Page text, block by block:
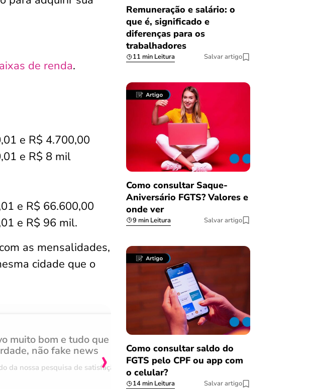
de renda.
e R$ 4.700,00
e R$ 8 mil
e R$ 66.600,00
e R$ 96 mil.
as mensalidades,
cidade que o
muito bom e tudo que
não fake news
da nossa pesquisa de satisfação
burocracia
Comentário retirado da nossa
08/03/2023
›
Remuneração e salário: o
que é, significado e
diferenças para os
trabalhadores
11 min Leitura Salvar artigo
Como consultar Saque-
Aniversário FGTS? Valores e
onde ver
9 min Leitura Salvar artigo
Como consultar saldo do
FGTS pelo CPF ou app com
o celular?
14 min Leitura Salvar artigo